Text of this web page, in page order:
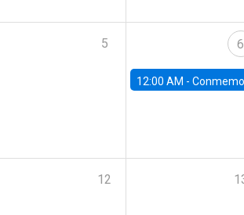
5 6
12:00 AM -
12